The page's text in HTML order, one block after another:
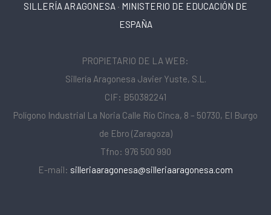
SILLERÍA ARAGONESA · MINISTERIO DE EDUCACIÓN DE
ESPAÑA
PROPIETARIO DE LA WEB:
Sillería Aragonesa Javier Yuste, S.L.
CIF: B50382241
Polígono Industrial La Noria Calle Río Cinca, 8 – 50730, El Burgo
de Ebro (Zaragoza)
Tfno: 976 500 990
E-mail: silleriaaragonesa@silleriaaragonesa.com